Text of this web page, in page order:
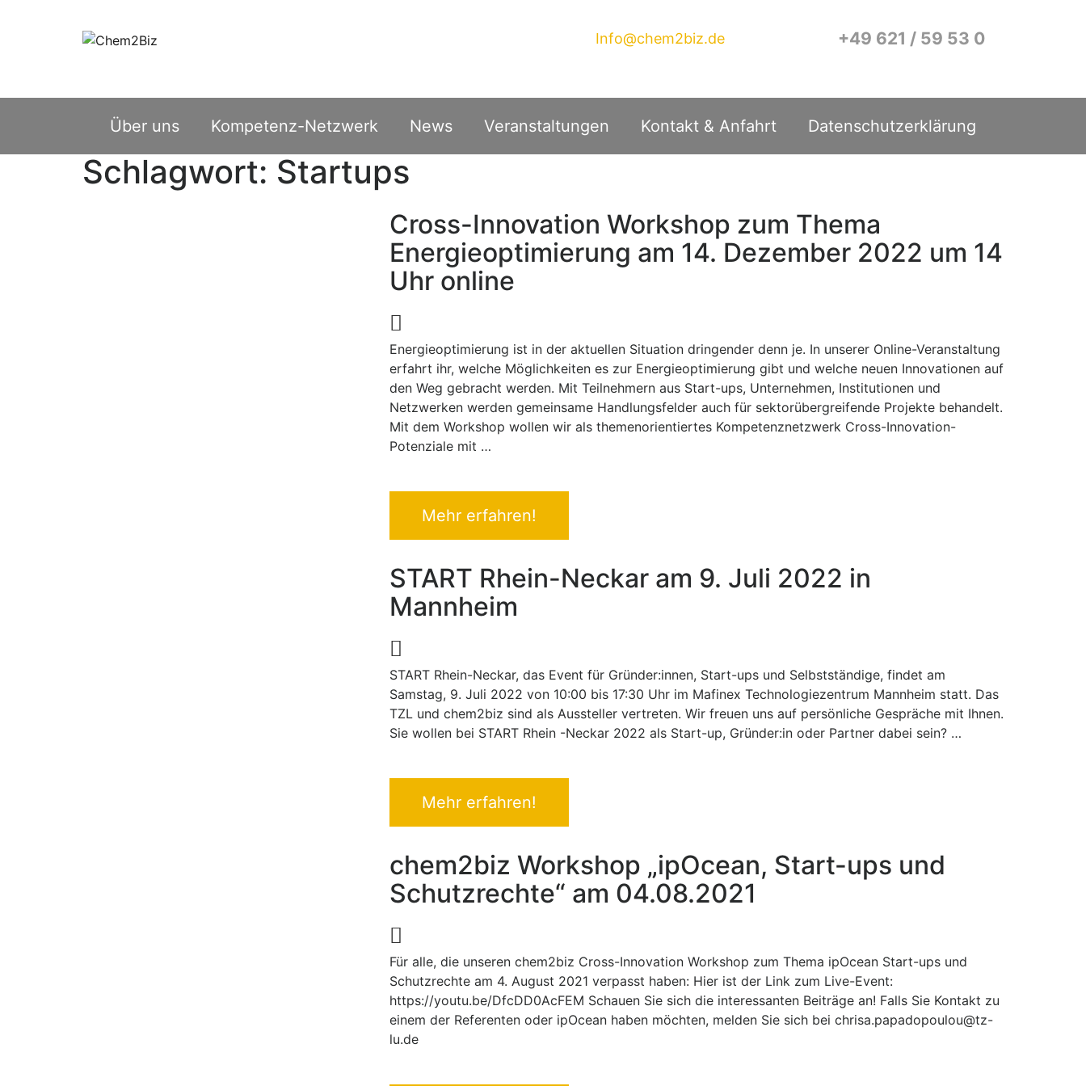
Info@chem2biz.de +49 621 / 59 53 0
Über uns Kompetenz-Netzwerk News Veranstaltungen Kontakt & Anfahrt Datenschutzerklärung
Schlagwort: Startups
Cross-Innovation Workshop zum Thema
Energieoptimierung am 14. Dezember 2022 um 14
Uhr online
Energieoptimierung ist in der aktuellen Situation dringender denn je. In unserer Online-Veranstaltung
erfahrt ihr, welche Möglichkeiten es zur Energieoptimierung gibt und welche neuen Innovationen auf
den Weg gebracht werden. Mit Teilnehmern aus Start-ups, Unternehmen, Institutionen und
Netzwerken werden gemeinsame Handlungsfelder auch für sektorübergreifende Projekte behandelt.
Mit dem Workshop wollen wir als themenorientiertes Kompetenznetzwerk Cross-Innovation-
Potenziale mit …
Mehr erfahren!
START Rhein-Neckar am 9. Juli 2022 in
Mannheim
START Rhein-Neckar, das Event für Gründer:innen, Start-ups und Selbstständige, findet am
Samstag, 9. Juli 2022 von 10:00 bis 17:30 Uhr im Mafinex Technologiezentrum Mannheim statt. Das
TZL und chem2biz sind als Aussteller vertreten. Wir freuen uns auf persönliche Gespräche mit Ihnen.
Sie wollen bei START Rhein -Neckar 2022 als Start-up, Gründer:in oder Partner dabei sein? …
Mehr erfahren!
chem2biz Workshop „ipOcean, Start-ups und
Schutzrechte“ am 04.08.2021
Für alle, die unseren chem2biz Cross-Innovation Workshop zum Thema ipOcean Start-ups und
Schutzrechte am 4. August 2021 verpasst haben: Hier ist der Link zum Live-Event:
https://youtu.be/DfcDD0AcFEM Schauen Sie sich die interessanten Beiträge an! Falls Sie Kontakt zu
einem der Referenten oder ipOcean haben möchten, melden Sie sich bei chrisa.papadopoulou@tz-
lu.de